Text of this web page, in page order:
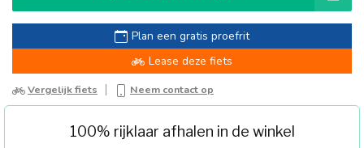
Plan een gratis proefrit
Lease deze fiets
Vergelijk fiets Neem contact op
100% rijklaar afhalen in de winkel